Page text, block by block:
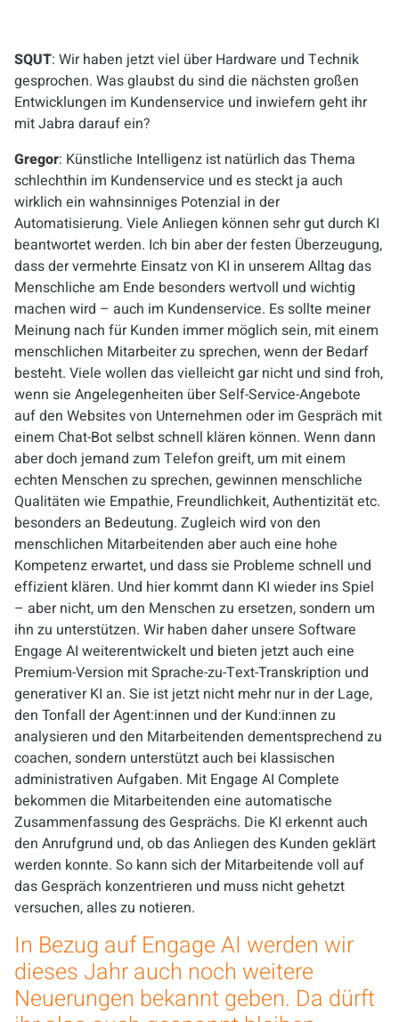
SQUT: Wir haben jetzt viel über Hardware und Technik
gesprochen. Was glaubst du sind die nächsten großen
Entwicklungen im Kundenservice und inwiefern geht ihr
mit Jabra darauf ein?
Gregor: Künstliche Intelligenz ist natürlich das Thema
schlechthin im Kundenservice und es steckt ja auch
wirklich ein wahnsinniges Potenzial in der
Automatisierung. Viele Anliegen können sehr gut durch KI
beantwortet werden. Ich bin aber der festen Überzeugung,
dass der vermehrte Einsatz von KI in unserem Alltag das
Menschliche am Ende besonders wertvoll und wichtig
machen wird – auch im Kundenservice. Es sollte meiner
Meinung nach für Kunden immer möglich sein, mit einem
menschlichen Mitarbeiter zu sprechen, wenn der Bedarf
besteht. Viele wollen das vielleicht gar nicht und sind froh,
wenn sie Angelegenheiten über Self-Service-Angebote
auf den Websites von Unternehmen oder im Gespräch mit
einem Chat-Bot selbst schnell klären können. Wenn dann
aber doch jemand zum Telefon greift, um mit einem
echten Menschen zu sprechen, gewinnen menschliche
Qualitäten wie Empathie, Freundlichkeit, Authentizität etc.
besonders an Bedeutung. Zugleich wird von den
menschlichen Mitarbeitenden aber auch eine hohe
Kompetenz erwartet, und dass sie Probleme schnell und
effizient klären. Und hier kommt dann KI wieder ins Spiel
– aber nicht, um den Menschen zu ersetzen, sondern um
ihn zu unterstützen. Wir haben daher unsere Software
Engage AI weiterentwickelt und bieten jetzt auch eine
Premium-Version mit Sprache-zu-Text-Transkription und
generativer KI an. Sie ist jetzt nicht mehr nur in der Lage,
den Tonfall der Agent:innen und der Kund:innen zu
analysieren und den Mitarbeitenden dementsprechend zu
coachen, sondern unterstützt auch bei klassischen
administrativen Aufgaben. Mit Engage AI Complete
bekommen die Mitarbeitenden eine automatische
Zusammenfassung des Gesprächs. Die KI erkennt auch
den Anrufgrund und, ob das Anliegen des Kunden geklärt
werden konnte. So kann sich der Mitarbeitende voll auf
das Gespräch konzentrieren und muss nicht gehetzt
versuchen, alles zu notieren.
In Bezug auf Engage AI werden wir
dieses Jahr auch noch weitere
Neuerungen bekannt geben. Da dürft